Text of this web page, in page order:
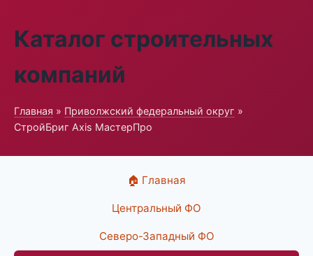
Каталог строительных
компаний
Главная » Приволжский федеральный округ »
СтройБриг Axis МастерПро
🏠 Главная
Центральный ФО
Северо-Западный ФО